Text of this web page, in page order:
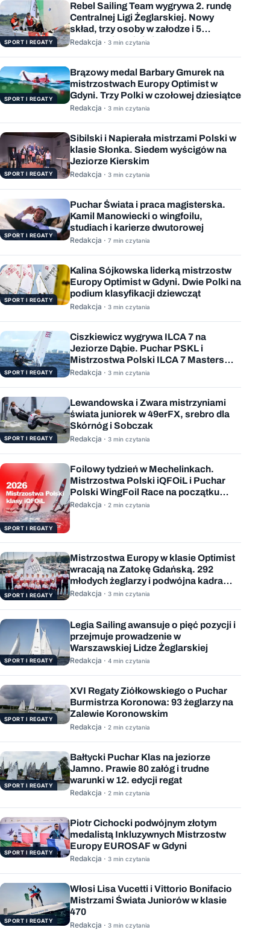
SPORT I REGATY
Rebel Sailing Team wygrywa 2. rundę
Centralnej Ligi Żeglarskiej. Nowy
skład, trzy osoby w załodze i 5
wygranych wyścigów
Redakcja · 3 min czytania
SPORT I REGATY
Brązowy medal Barbary Gmurek na
mistrzostwach Europy Optimist w
Gdyni. Trzy Polki w czołowej dziesiątce
Redakcja · 3 min czytania
SPORT I REGATY
Sibilski i Napierała mistrzami Polski w
klasie Słonka. Siedem wyścigów na
Jeziorze Kierskim
Redakcja · 3 min czytania
SPORT I REGATY
Puchar Świata i praca magisterska.
Kamil Manowiecki o wingfoilu,
studiach i karierze dwutorowej
Redakcja · 7 min czytania
SPORT I REGATY
Kalina Sójkowska liderką mistrzostw
Europy Optimist w Gdyni. Dwie Polki na
podium klasyfikacji dziewcząt
Redakcja · 3 min czytania
SPORT I REGATY
Ciszkiewicz wygrywa ILCA 7 na
Jeziorze Dąbie. Puchar PSKL i
Mistrzostwa Polski ILCA 7 Masters
rozstrzygnięte
Redakcja · 3 min czytania
SPORT I REGATY
Lewandowska i Zwara mistrzyniami
świata juniorek w 49erFX, srebro dla
Skórnóg i Sobczak
Redakcja · 3 min czytania
SPORT I REGATY
Foilowy tydzień w Mechelinkach.
Mistrzostwa Polski iQFOiL i Puchar
Polski WingFoil Race na początku
sierpnia
Redakcja · 2 min czytania
SPORT I REGATY
Mistrzostwa Europy w klasie Optimist
wracają na Zatokę Gdańską. 292
młodych żeglarzy i podwójna kadra
Polski
Redakcja · 3 min czytania
SPORT I REGATY
Legia Sailing awansuje o pięć pozycji i
przejmuje prowadzenie w
Warszawskiej Lidze Żeglarskiej
Redakcja · 4 min czytania
SPORT I REGATY
XVI Regaty Ziółkowskiego o Puchar
Burmistrza Koronowa: 93 żeglarzy na
Zalewie Koronowskim
Redakcja · 2 min czytania
SPORT I REGATY
Bałtycki Puchar Klas na jeziorze
Jamno. Prawie 80 załóg i trudne
warunki w 12. edycji regat
Redakcja · 2 min czytania
SPORT I REGATY
Piotr Cichocki podwójnym złotym
medalistą Inkluzywnych Mistrzostw
Europy EUROSAF w Gdyni
Redakcja · 3 min czytania
SPORT I REGATY
Włosi Lisa Vucetti i Vittorio Bonifacio
Mistrzami Świata Juniorów w klasie
470
Redakcja · 3 min czytania